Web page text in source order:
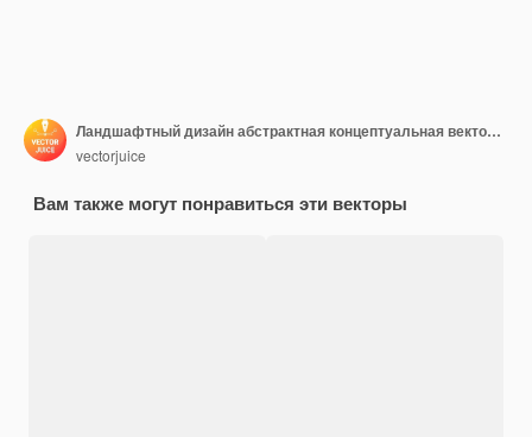
Ландшафтный дизайн абстрактная концептуальная векторная иллюстрация Правила ландшафтного планирования и советы садоводство услуги вайя и дворовая архитектура DIY идеи вертикальный сад на крыше абстрактная метафора
vectorjuice
Вам также могут понравиться эти векторы